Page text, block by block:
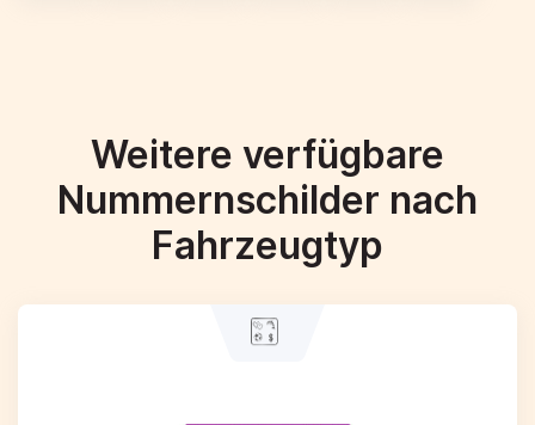
Weitere verfügbare
Nummernschilder nach
Fahrzeugtyp